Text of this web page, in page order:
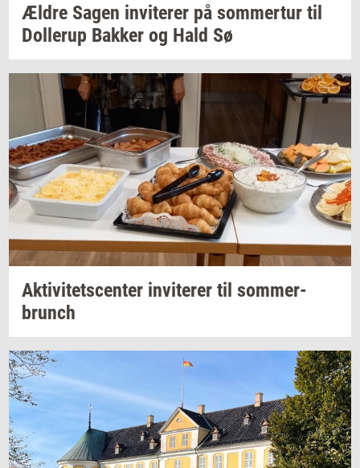
Ældre Sagen in­vi­te­rer på som­mer­tur til
Dol­lerup Bak­ker og Hald Sø
Ak­ti­vi­tets­cen­ter in­vi­te­rer til som­mer­
brunch